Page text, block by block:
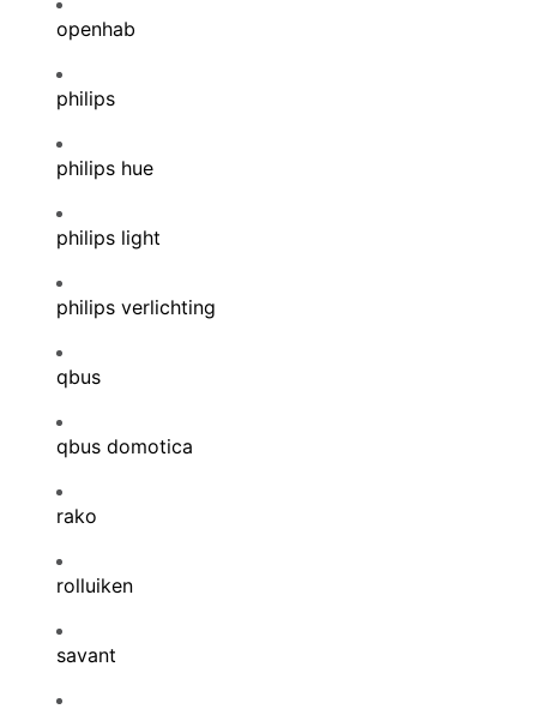
openhab
philips
philips hue
philips light
philips verlichting
qbus
qbus domotica
rako
rolluiken
savant